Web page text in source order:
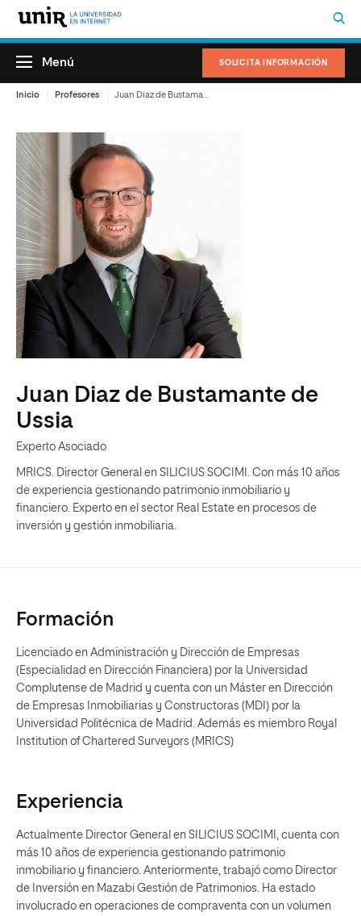
SOLICITA INFORMACIÓN
Menú
Inicio Profesores
Juan Diaz de Bustamante de
Ussia
Experto Asociado
MRICS. Director General en SILICIUS SOCIMI. Con más 10 años
de experiencia gestionando patrimonio inmobiliario y
financiero. Experto en el sector Real Estate en procesos de
inversión y gestión inmobiliaria.
Formación
Licenciado en Administración y Dirección de Empresas
(Especialidad en Dirección Financiera) por la Universidad
Complutense de Madrid y cuenta con un Máster en Dirección
de Empresas Inmobiliarias y Constructoras (MDI) por la
Universidad Politécnica de Madrid. Además es miembro Royal
Institution of Chartered Surveyors (MRICS)
Experiencia
Actualmente Director General en SILICIUS SOCIMI, cuenta con
más 10 años de experiencia gestionando patrimonio
inmobiliario y financiero. Anteriormente, trabajó como Director
de Inversión en Mazabi Gestión de Patrimonios. Ha estado
involucrado en operaciones de compraventa con un volumen